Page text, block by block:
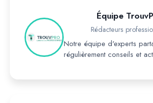
Équipe
Rédacteurs
Notre équipe d'experts
régulièrement conseils et